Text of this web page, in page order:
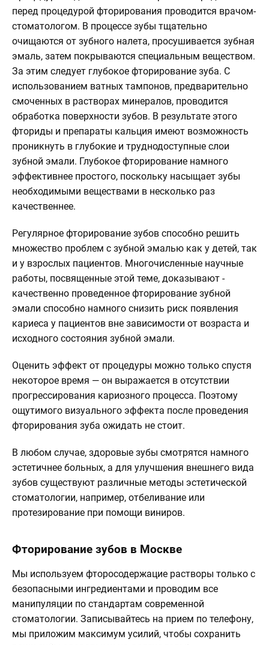
перед процедурой фторирования проводится врачом-
стоматологом. В процессе зубы тщательно
очищаются от зубного налета, просушивается зубная
эмаль, затем покрываются специальным веществом.
За этим следует глубокое фторирование зуба. С
использованием ватных тампонов, предварительно
смоченных в растворах минералов, проводится
обработка поверхности зубов. В результате этого
фториды и препараты кальция имеют возможность
проникнуть в глубокие и труднодоступные слои
зубной эмали. Глубокое фторирование намного
эффективнее простого, поскольку насыщает зубы
необходимыми веществами в несколько раз
качественнее.
Регулярное фторирование зубов способно решить
множество проблем с зубной эмалью как у детей, так
и у взрослых пациентов. Многочисленные научные
работы, посвященные этой теме, доказывают -
качественно проведенное фторирование зубной
эмали способно намного снизить риск появления
кариеса у пациентов вне зависимости от возраста и
исходного состояния зубной эмали.
Оценить эффект от процедуры можно только спустя
некоторое время — он выражается в отсутствии
прогрессирования кариозного процесса. Поэтому
ощутимого визуального эффекта после проведения
фторирования зуба ожидать не стоит.
В любом случае, здоровые зубы смотрятся намного
эстетичнее больных, а для улучшения внешнего вида
зубов существуют различные методы эстетической
стоматологии, например, отбеливание или
протезирование при помощи виниров.
Фторирование зубов в Москве
Мы используем фторосодержацие растворы только с
безопасными ингредиентами и проводим все
манипуляции по стандартам современной
стоматологии. Записывайтесь на прием по телефону,
мы приложим максимум усилий, чтобы сохранить